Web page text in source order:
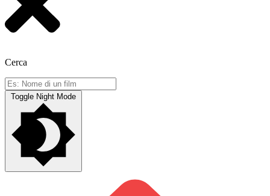
Cerca
Toggle Night Mode